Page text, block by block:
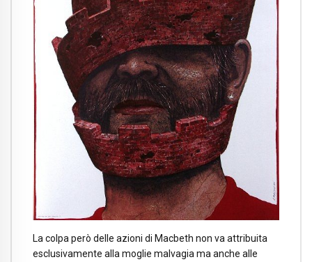
La colpa però delle azioni di Macbeth non va attribuita
esclusivamente alla moglie malvagia ma anche alle